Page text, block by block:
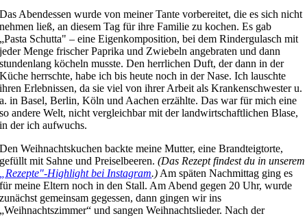
Das Abendessen wurde von meiner Tante vorbereitet, die es sich nicht
nehmen ließ, an diesem Tag für ihre Familie zu kochen. Es gab
„Pasta Schutta" – eine Eigenkomposition, bei dem Rindergulasch mit
jeder Menge frischer Paprika und Zwiebeln angebraten und dann
stundenlang köcheln musste. Den herrlichen Duft, der dann in der
Küche herrschte, habe ich bis heute noch in der Nase. Ich lauschte
ihren Erlebnissen, da sie viel von ihrer Arbeit als Krankenschwester u.
a. in Basel, Berlin, Köln und Aachen erzählte. Das war für mich eine
so andere Welt, nicht vergleichbar mit der landwirtschaftlichen Blase,
in der ich aufwuchs.
Den Weihnachtskuchen backte meine Mutter, eine Brandteigtorte,
gefüllt mit Sahne und Preiselbeeren.(Das Rezept findest du in unserem
„Rezepte"-Highlight bei Instagram.) Am späten Nachmittag ging es
für meine Eltern noch in den Stall. Am Abend gegen 20Uhr, wurde
zunächst gemeinsam gegessen, dann gingen wir ins
„Weihnachtszimmer“ und sangen Weihnachtslieder. Nach der